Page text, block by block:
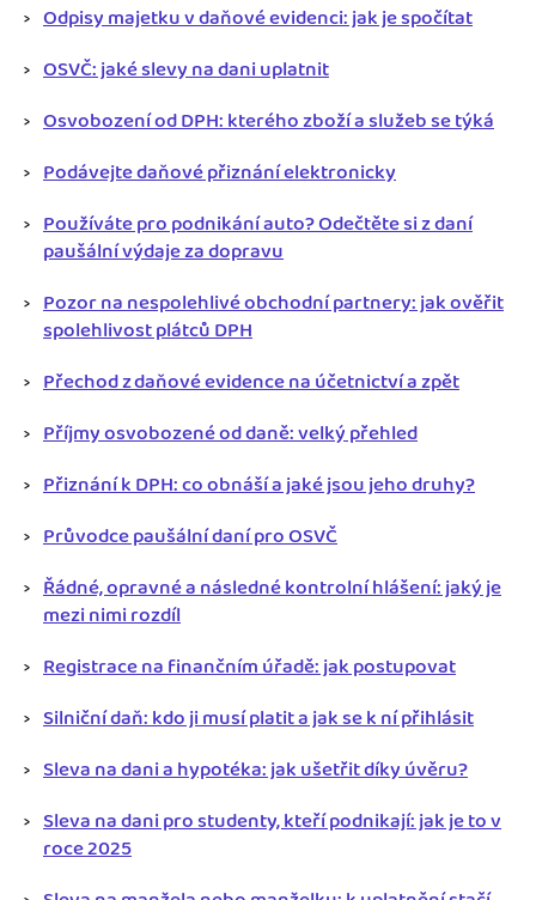
Odpisy majetku v daňové evidenci: jak je spočítat
OSVČ: jaké slevy na dani uplatnit
Osvobození od DPH: kterého zboží a služeb se týká
Podávejte daňové přiznání elektronicky
Používáte pro podnikání auto? Odečtěte si z daní
paušální výdaje za dopravu
Pozor na nespolehlivé obchodní partnery: jak ověřit
spolehlivost plátců DPH
Přechod z daňové evidence na účetnictví a zpět
Příjmy osvobozené od daně: velký přehled
Přiznání k DPH: co obnáší a jaké jsou jeho druhy?
Průvodce paušální daní pro OSVČ
Řádné, opravné a následné kontrolní hlášení: jaký je
mezi nimi rozdíl
Registrace na finančním úřadě: jak postupovat
Silniční daň: kdo ji musí platit a jak se k ní přihlásit
Sleva na dani a hypotéka: jak ušetřit díky úvěru?
Sleva na dani pro studenty, kteří podnikají: jak je to v
roce 2025